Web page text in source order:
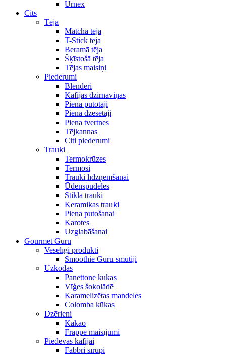
Urnex
Cits
Tēja
Matcha tēja
T-Stick tēja
Beramā tēja
Šķīstošā tēja
Tējas maisiņi
Piederumi
Blenderi
Kafijas dzirnaviņas
Piena putotāji
Piena dzesētāji
Piena tvertnes
Tējkannas
Citi piederumi
Trauki
Termokrūzes
Termosi
Trauki līdzņemšanai
Ūdenspudeles
Stikla trauki
Keramikas trauki
Piena putošanai
Karotes
Uzglabāšanai
Gourmet Guru
Veselīgi produkti
Smoothie Guru smūtiji
Uzkodas
Panettone kūkas
Vīģes šokolādē
Karamelizētas mandeles
Colomba kūkas
Dzērieni
Kakao
Frappe maisījumi
Piedevas kafijai
Fabbri sīrupi